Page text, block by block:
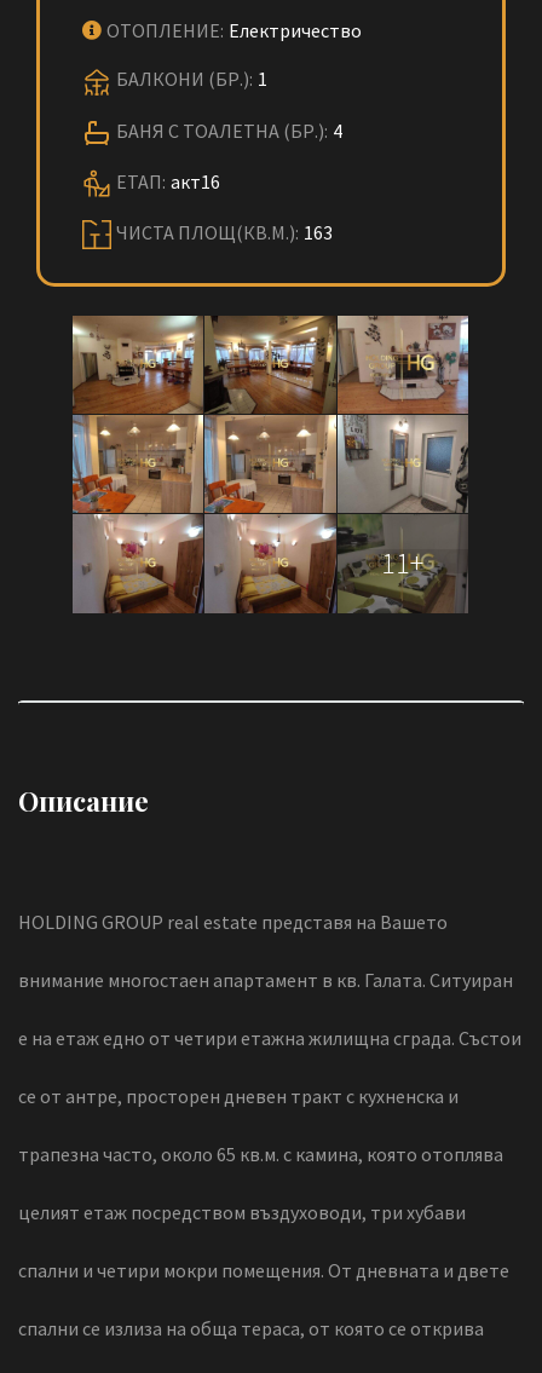
ОТОПЛЕНИЕ: Електричество
БАЛКОНИ (БР.): 1
БАНЯ С ТОАЛЕТНА (БР.): 4
ЕТАП: акт16
ЧИСТА ПЛОЩ(КВ.М.): 163
11+
Описание
HOLDING GROUP real estate представя на Вашето
внимание многостаен апартамент в кв. Галата. Ситуиран
е на етаж едно от четири етажна жилищна сграда. Състои
се от антре, просторен дневен тракт с кухненска и
трапезна часто, около 65 кв.м. с камина, която отоплява
целият етаж посредством въздуховоди, три хубави
спални и четири мокри помещения. От дневната и двете
спални се излиза на обща тераса, от която се открива